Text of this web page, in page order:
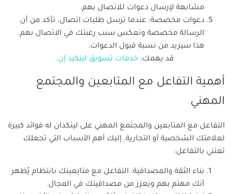
مشابهة لإرسال دعوات للاتصال بهم.
دعوات مخصصة: عندما ترسل طلبات اتصال، تأكد من أن
الرسالة مخصصة وتعكس سبب رغبتك في الاتصال بهم.
هذا سيزيد من نسبة قبول الدعوات.
قد يهمك: خدمات تسويق لينكيد إن.
أهمية التفاعل مع المتابعين والمجتمع
المهني
التفاعل مع المتابعين والمجتمع المهني على لينكدان له فوائد كبيرة
لعلامتك الشخصية أو التجارية. إليك أهم الأسباب التي تجعلك
تعتني بالتفاعل:
بناء الثقة والمصداقية: التفاعل مع متابعينك بانتظام يُظهر
أنك مهتم بهم ويعزز من مصداقيتك في المجال.